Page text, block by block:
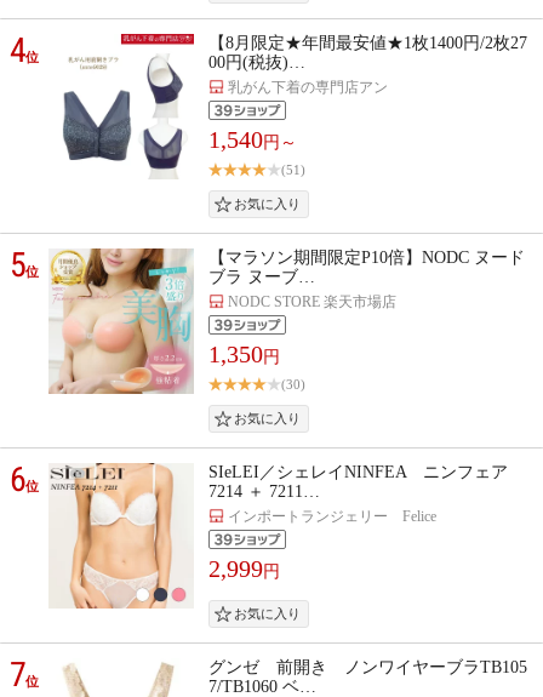
4位
【8月限定★年間最安値★1枚1400円/2枚27
00円(税抜)…
乳がん下着の専門店アン
1,540円～
(51)
5位
【マラソン期間限定P10倍】NODC ヌード
ブラ ヌーブ…
NODC STORE 楽天市場店
1,350円
(30)
6位
SIeLEI／シェレイNINFEA ニンフェア
7214 ＋ 7211…
インポートランジェリー Felice
2,999円
7位
グンゼ 前開き ノンワイヤーブラTB105
7/TB1060 ベ…